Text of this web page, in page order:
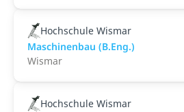
Hochschule Wismar
Maschinenbau (B.Eng.)
Wismar
Hochschule Wismar